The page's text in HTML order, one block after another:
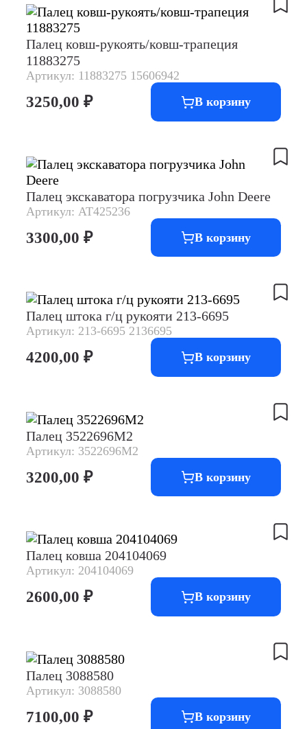
Палец ковш-рукоять/ковш-трапеция
11883275
Артикул: 11883275 15606942
3250,00₽ В корзину
Палец экскаватора погрузчика John Deere
Артикул: AT425236
3300,00₽ В корзину
Палец штока г/ц рукояти 213-6695
Артикул: 213-6695 2136695
4200,00₽ В корзину
Палец 3522696M2
Артикул: 3522696M2
3200,00₽ В корзину
Палец ковша 204104069
Артикул: 204104069
2600,00₽ В корзину
Палец 3088580
Артикул: 3088580
7100,00₽ В корзину